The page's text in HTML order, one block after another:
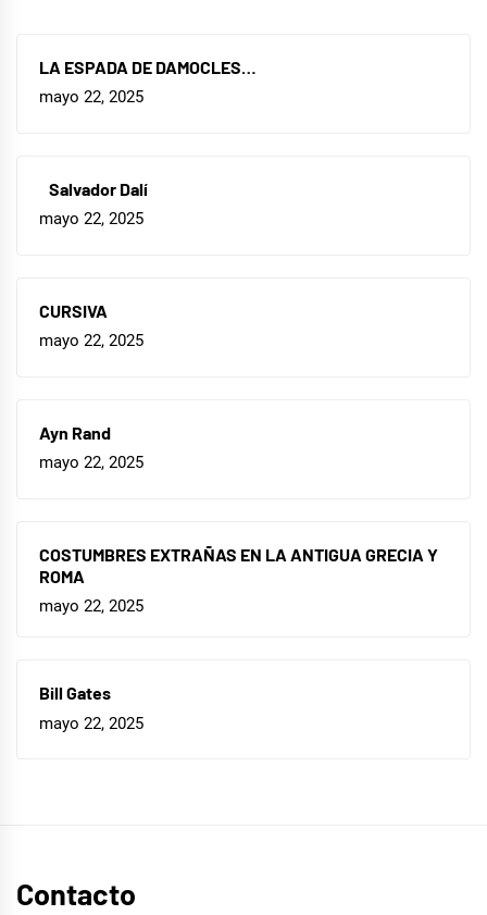
LA ESPADA DE DAMOCLES…
mayo 22, 2025
Salvador Dalí
mayo 22, 2025
CURSIVA
mayo 22, 2025
Ayn Rand
mayo 22, 2025
COSTUMBRES EXTRAÑAS EN LA ANTIGUA GRECIA Y
ROMA
mayo 22, 2025
Bill Gates
mayo 22, 2025
Contacto